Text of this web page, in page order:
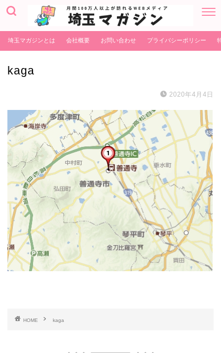
埼玉マガジンとは 会社概要 お問い合わせ プライバシーポリシー
kaga
2020年4月4日
HOME kaga